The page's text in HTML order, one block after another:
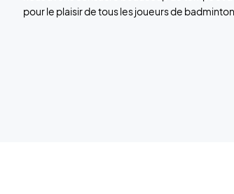
pour le plaisir de tous les joueurs de badminton